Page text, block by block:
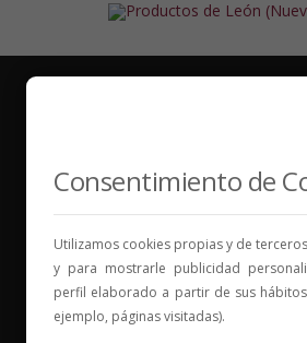
Elige tu vino, con quién
nueva historia.
* Web con contenido para mayores de 18 años
Consentimiento de
Utilizamos cookies propias y de
y para mostrarle publicidad
perfil elaborado a partir de sus
ejemplo, páginas visitadas).